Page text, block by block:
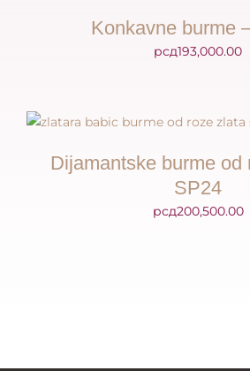
Konkavne burme
рсд193,000.00
Dijamantske burme od
SP24
рсд200,500.00